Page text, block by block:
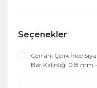
Seçenekler
Cerrahi Çelik İnce
Bar Kalınlığı 0.8 mm